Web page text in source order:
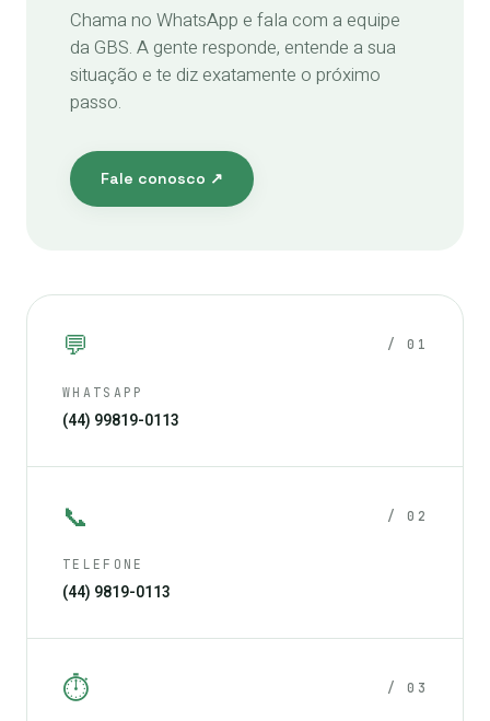
Chama no WhatsApp e fala com a equipe
da GBS. A gente responde, entende a sua
situação e te diz exatamente o próximo
passo.
Fale conosco ↗
💬 / 01
WHATSAPP
(44) 99819-0113
📞 / 02
TELEFONE
(44) 9819-0113
⏱ / 03